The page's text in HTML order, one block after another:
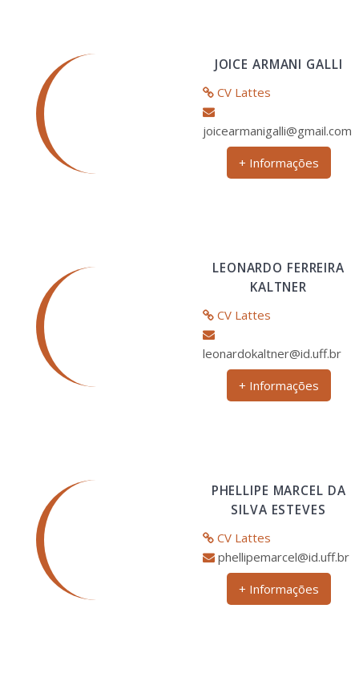
JOICE ARMANI GALLI
CV Lattes
joicearmanigalli@gmail.com
+ Informações
LEONARDO FERREIRA
KALTNER
CV Lattes
leonardokaltner@id.uff.br
+ Informações
PHELLIPE MARCEL DA
SILVA ESTEVES
CV Lattes
phellipemarcel@id.uff.br
+ Informações